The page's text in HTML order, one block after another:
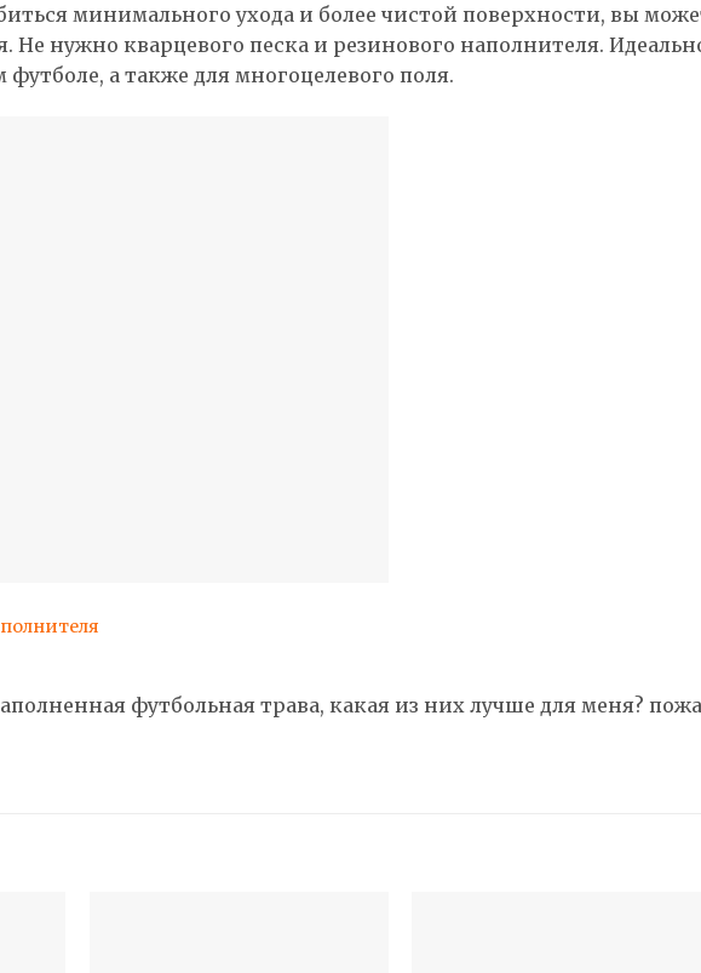
минимального ухода и более чистой поверхности, вы
Не нужно кварцевого песка и резинового наполнителя.
а также для многоцелевого поля.
футбольная трава, какая из них лучше для меня?